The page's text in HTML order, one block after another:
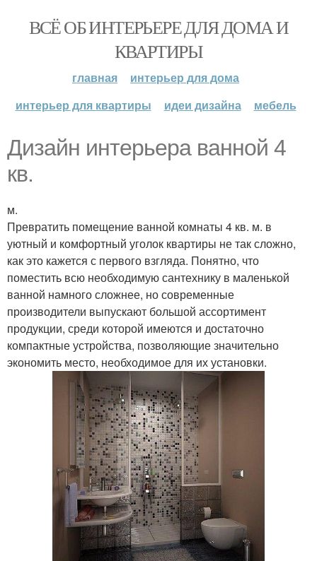
ВСЁ ОБ ИНТЕРЬЕРЕ ДЛЯ ДОМА И
КВАРТИРЫ
главная
интерьер для дома
интерьер для квартиры
идеи дизайна мебель
Дизайн интерьера ванной 4
кв.
м.
Превратить помещение ванной комнаты 4 кв. м. в
уютный и комфортный уголок квартиры не так сложно,
как это кажется с первого взгляда. Понятно, что
поместить всю необходимую сантехнику в маленькой
ванной намного сложнее, но современные
производители выпускают большой ассортимент
продукции, среди которой имеются и достаточно
компактные устройства, позволяющие значительно
экономить место, необходимое для их установки.